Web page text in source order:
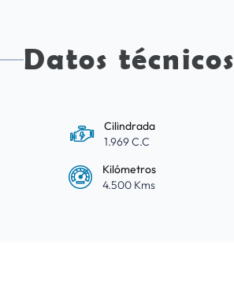
Datos técnicos
Cilindrada
1.969 C.C
Kilómetros
4.500 Kms